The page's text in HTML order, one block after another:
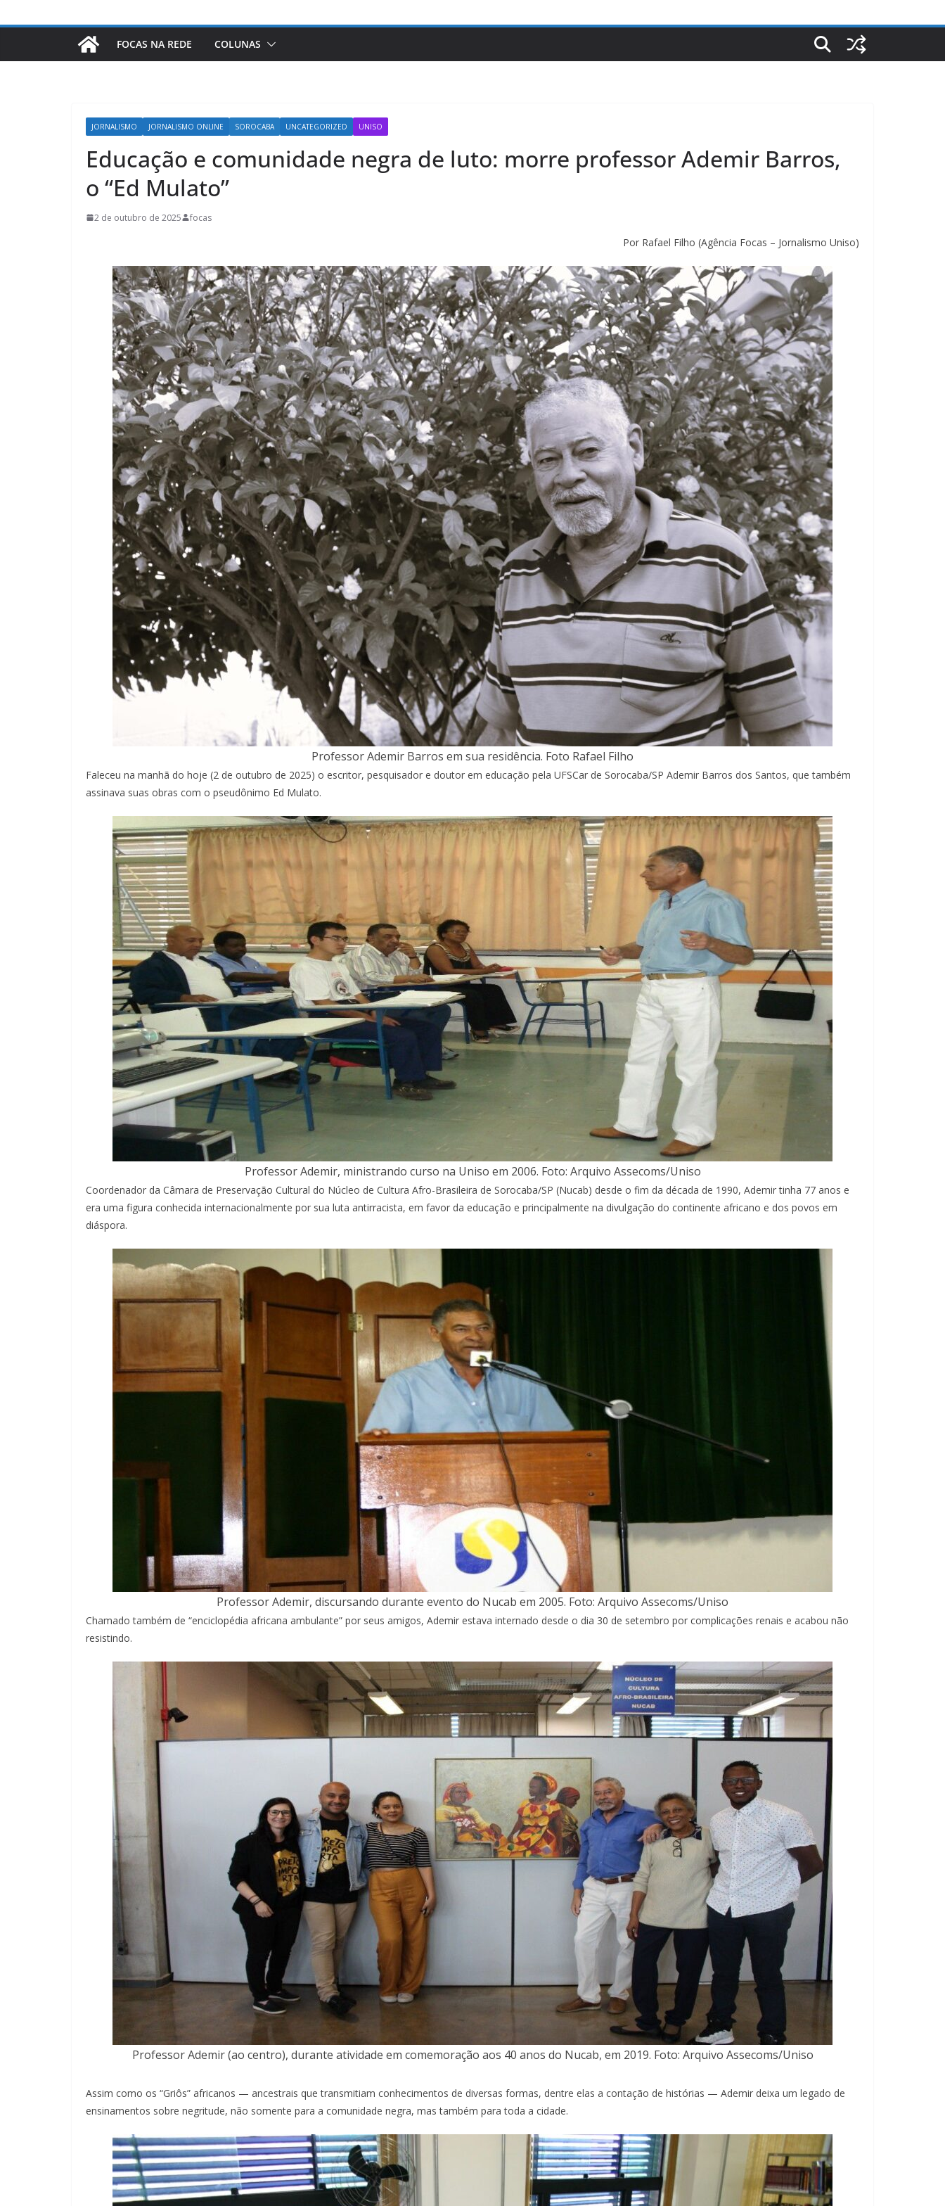
FOCAS NA REDE COLUNAS
JORNALISMO JORNALISMO ONLINE SOROCABA UNCATEGORIZED UNISO
Educação e comunidade negra de luto: morre professor Ademir Barros,
o “Ed Mulato”
2 de outubro de 2025 focas
Por Rafael Filho (Agência Focas – Jornalismo Uniso)
Professor Ademir Barros em sua residência. Foto Rafael Filho
Faleceu na manhã do hoje (2 de outubro de 2025) o escritor, pesquisador e doutor em educação pela UFSCar de Sorocaba/SP Ademir Barros dos Santos, que também
assinava suas obras com o pseudônimo Ed Mulato.
Professor Ademir, ministrando curso na Uniso em 2006. Foto: Arquivo Assecoms/Uniso
Coordenador da Câmara de Preservação Cultural do Núcleo de Cultura Afro-Brasileira de Sorocaba/SP (Nucab) desde o fim da década de 1990, Ademir tinha 77 anos e
era uma figura conhecida internacionalmente por sua luta antirracista, em favor da educação e principalmente na divulgação do continente africano e dos povos em
diáspora.
Professor Ademir, discursando durante evento do Nucab em 2005. Foto: Arquivo Assecoms/Uniso
Chamado também de “enciclopédia africana ambulante” por seus amigos, Ademir estava internado desde o dia 30 de setembro por complicações renais e acabou não
resistindo.
Professor Ademir (ao centro), durante atividade em comemoração aos 40 anos do Nucab, em 2019. Foto: Arquivo Assecoms/Uniso
Assim como os “Griôs” africanos — ancestrais que transmitiam conhecimentos de diversas formas, dentre elas a contação de histórias — Ademir deixa um legado de
ensinamentos sobre negritude, não somente para a comunidade negra, mas também para toda a cidade.